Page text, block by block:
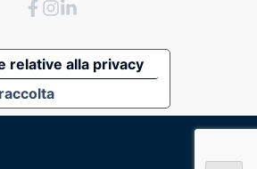
relative alla privacy